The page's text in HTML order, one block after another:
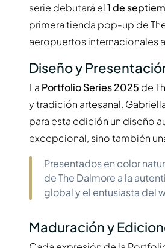
serie debutará el1 de
primera tienda pop-up de
aeropuertos internacionales
Diseño y
La Portfolio Series 2025 de
y tradición artesanal.
para esta edición un diseño
excepcional, sino también
Presentados en color
de The Dalmore a la
global y el entusiasta del
Maduración y